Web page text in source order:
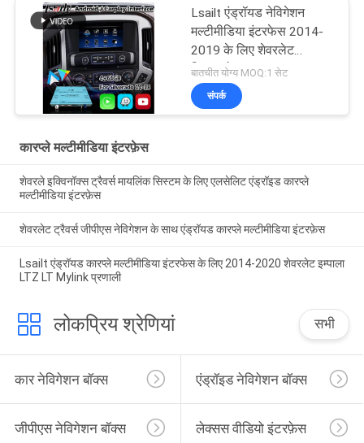
Lsailt एंड्रॉयड नेविगेशन
मल्टीमीडिया इंटरफेस 2014-
2019 के लिए शेवरलेट
सिल्वरडो 1500 2500 3500
माइलिंक सिस्टम
बातचीत योग्य MOQ:1 सेट
संपर्क
कारप्ले मल्टीमीडिया इंटरफ़ेस
शेवरले इक्विनॉक्स ट्रैवर्स मायलिंक सिस्टम के लिए एलसेलिट एंड्रॉइड कारप्ले
मल्टीमीडिया इंटरफ़ेस
शेवरलेट ट्रैवर्स जीपीएस नेविगेशन के साथ एंड्रॉयड कारप्ले मल्टीमीडिया इंटरफ़ेस
Lsailt एंड्रॉयड कारप्ले मल्टीमीडिया इंटरफेस के लिए 2014-2020 शेवरलेट इम्पाला
LTZ LT Mylink प्रणाली
लोकप्रिय श्रेणियां सभी
कार नेविगेशन बॉक्स एंड्रॉइड नेविगेशन बॉक्स
जीपीएस नेविगेशन बॉक्स लेक्सस वीडियो इंटरफ़ेस